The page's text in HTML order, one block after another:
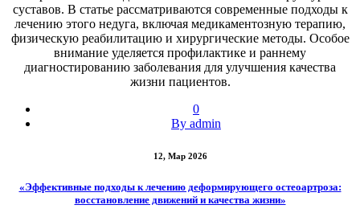
суставов. В статье рассматриваются современные подходы к
лечению этого недуга, включая медикаментозную терапию,
физическую реабилитацию и хирургические методы. Особое
внимание уделяется профилактике и раннему
диагностированию заболевания для улучшения качества
жизни пациентов.
0
By admin
12, Мар 2026
«Эффективные подходы к лечению деформирующего остеоартроза:
восстановление движений и качества жизни»